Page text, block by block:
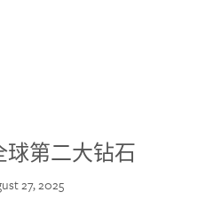
球第二大钻石
27, 2025